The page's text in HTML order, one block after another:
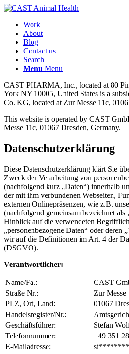
Work
About
Blog
Contact us
Search
Menu Menu
CAST PHARMA, Inc., located at 80
York NY 10005, United States is a
Co. KG, located at Zur Messe 11c,
This website is operated by CAST
Messe 11c, 01067 Dresden, Germany.
Datenschutzerklärung
Diese Datenschutzerklärung klärt Sie
Zweck der Verarbeitung von
(nachfolgend kurz „Daten“) innerhalb
der mit ihm verbundenen Webseiten,
externen Onlinepräsenzen, wie z.B.
(nachfolgend gemeinsam bezeichnet als
Hinblick auf die verwendeten
„personenbezogene Daten“ oder deren
wir auf die Definitionen im Art. 4 der
(DSGVO).
Verantwortlicher:
Name/Fa.:
CAST
Straße Nr.:
Zur Messe
PLZ, Ort, Land:
01067
Handelsregister/Nr.:
Geschäftsführer:
Stefan
Telefonnummer:
+49 351
E-Mailadresse:
st